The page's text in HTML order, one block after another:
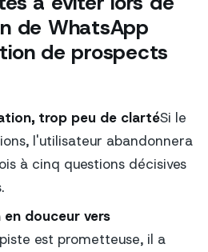
de WhatsApp
de prospects
trop peu de clartéSi le
l'utilisateur abandonnera
à cinq questions décisives
douceur vers
est prometteuse, il a